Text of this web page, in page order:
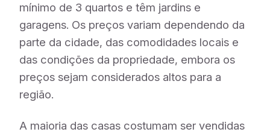
mínimo de 3 quartos e têm jardins e
garagens. Os preços variam dependendo da
parte da cidade, das comodidades locais e
das condições da propriedade, embora os
preços sejam considerados altos para a
região.
A maioria das casas costumam ser vendidas